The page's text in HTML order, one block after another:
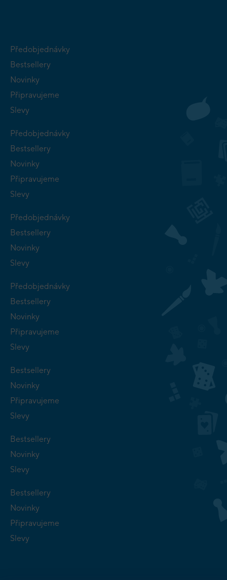
Předobjednávky
Bestsellery
Novinky
Připravujeme
Slevy
Předobjednávky
Bestsellery
Novinky
Připravujeme
Slevy
Předobjednávky
Bestsellery
Novinky
Slevy
Předobjednávky
Bestsellery
Novinky
Připravujeme
Slevy
Bestsellery
Novinky
Připravujeme
Slevy
Bestsellery
Novinky
Slevy
Bestsellery
Novinky
Připravujeme
Slevy